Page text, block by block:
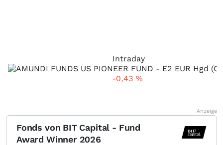
Intraday
-0,43 %
Anzeige
Fonds von BIT Capital - Fund
Award Winner 2026